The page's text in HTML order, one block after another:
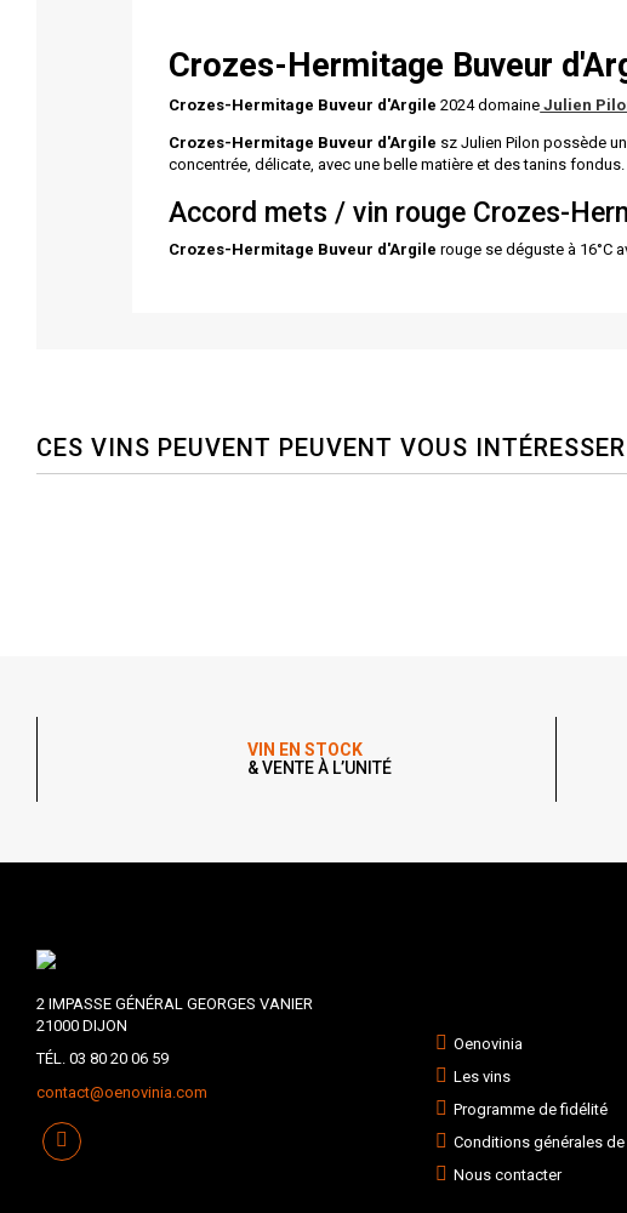
Crozes-Hermitage Buveur
Crozes-Hermitage Buveur d'Argile 2024 domaine Julien
Crozes-Hermitage Buveur d'Argile sz Julien Pilon possède
concentrée, délicate, avec une belle matière et des tanins fondus.
Accord mets / vin rouge Crozes-
Crozes-Hermitage Buveur d'Argile rouge se déguste à 16°C
CES VINS PEUVENT PEUVENT VOUS INTÉRESSER
VIN EN STOCK
& VENTE À L’UNITÉ
2 IMPASSE GÉNÉRAL GEORGES VANIER
21000 DIJON
TÉL. 03 80 20 06 59
contact@oenovinia.com
Oenovinia
Les vins
Programme de fidélité
Conditions générales de
Nous contacter